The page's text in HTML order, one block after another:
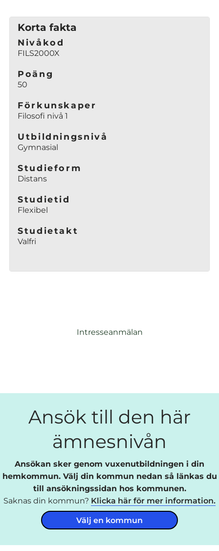
r
Korta fakta
Nivåkod
FILS2000X
Poäng
50
Förkunskaper
Filosofi nivå 1
Utbildningsnivå
Gymnasial
Studieform
Distans
Studietid
Flexibel
Studietakt
Valfri
Intresseanmälan
Ansök till den här
ämnesnivån
Ansökan sker genom vuxenutbildningen i din
hemkommun. Välj din kommun nedan så länkas du
till ansökningssidan hos kommunen.
Saknas din kommun? Klicka här för mer information.
Välj en kommun